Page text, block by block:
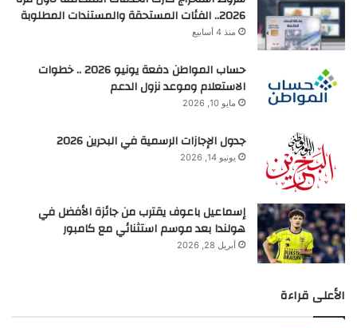
2026.. الفئات المستحقة والمستندات المطلوبة
منذ 4 أسابيع
حساب المواطن دفعة يونيو 2026 .. خطوات
الاستعلام وموعد نزول الدعم
مايو 10, 2026
جدول الإجازات الرسمية في البحرين 2026
يونيو 14, 2026
إسماعيل باعوف يقترب من جائزة الأفضل في
هولندا بعد موسم استثنائي مع كامبور
أبريل 28, 2026
الأعلى قراءة